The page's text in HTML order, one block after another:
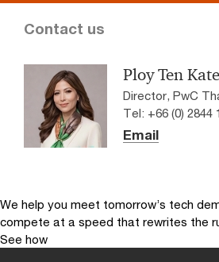
Contact us
Ploy Ten Kate
Director, PwC
Tel: +66 (0) 2844
Email
We help you meet tomorrow’s tech
compete at a speed that rewrites the
See how